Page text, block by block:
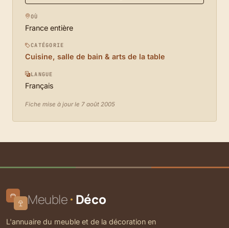
OÙ
France entière
CATÉGORIE
Cuisine, salle de bain & arts de la table
LANGUE
Français
Fiche mise à jour le 7 août 2005
Meuble Déco
L'annuaire du meuble et de la décoration en